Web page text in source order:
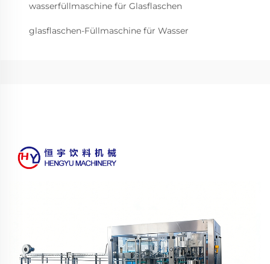
wasserfüllmaschine für Glasflaschen
glasflaschen-Füllmaschine für Wasser